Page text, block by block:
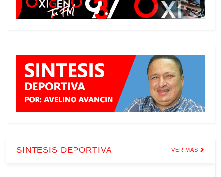
SINTESIS DEPORTIVA VER MÁS